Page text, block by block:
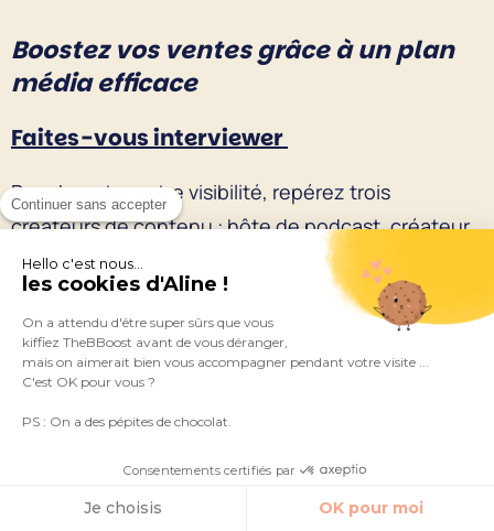
Continuer sans accepter
Hello c'est nous...
les cookies d'Aline !
On a attendu d'être super sûrs que vous
kiffiez TheBBoost avant de vous déranger,
mais on aimerait bien vous accompagner pendant votre visite ...
C'est OK pour vous ?
PS : On a des pépites de chocolat.
Consentements certifiés par
Je choisis OK pour moi
Boostez vos ventes grâce à un plan
média efficace
Faites-vous interviewer
Pour booster votre visibilité, repérez trois
créateurs de contenu : hôte de podcast, créateur
avec une chaîne YouTube
, un blog, etc. Leur
audience doit correspondre à
vos clients idéaux
Ensuite, contactez ces créateurs de contenu sous
30 jours (avant le début de votre évènement) pour
intervenir sur leur média, en échange d’une
d’une nouvelle audience